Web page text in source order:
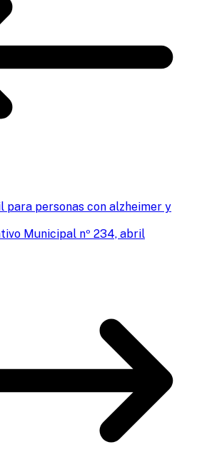
para personas con alzheimer y
Municipal nº 234, abril